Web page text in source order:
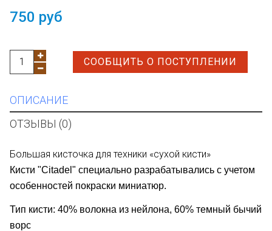
750 руб
СООБЩИТЬ О ПОСТУПЛЕНИИ
ОПИСАНИЕ
ОТЗЫВЫ (0)
Большая кисточка для техники «сухой кисти»
Кисти "Citadel" специально разрабатывались с учетом
особенностей покраски миниатюр.
Тип кисти: 40% волокна из нейлона, 60% темный бычий
ворс